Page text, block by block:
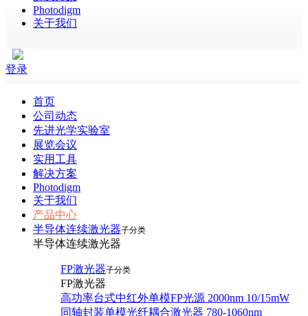
Photodigm
关于我们
登录
首页
公司动态
先进光学实验室
展览会议
实用工具
解决方案
Photodigm
关于我们
产品中心
半导体连续激光器子分类
半导体连续激光器
FP激光器子分类
FP激光器
高功率台式中红外单模FP光源 2000nm 10/15mW
同轴封装单模光纤耦合激光器 780-1060nm